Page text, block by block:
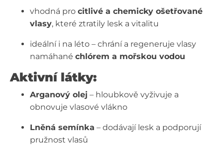
vhodná pro citlivé a chemicky ošetřované
vlasy, které ztratily lesk a vitalitu
ideální i na léto – chrání a regeneruje vlasy
namáhané chlórem a mořskou vodou
Aktivní látky:
Arganový olej – hloubkově vyživuje a
obnovuje vlasové vlákno
Lněná semínka – dodávají lesk a podporují
pružnost vlasů